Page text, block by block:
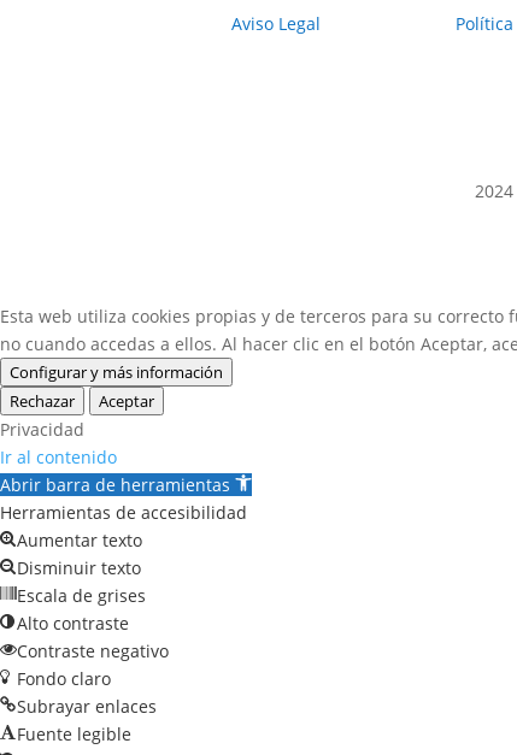
Aviso Legal
Esta web utiliza cookies propias y de terceros para su
no cuando accedas a ellos. Al hacer clic en el botón Aceptar,
Configurar y más información
Rechazar
Aceptar
Privacidad
Ir al contenido
Abrir barra de herramientas
Herramientas de accesibilidad
Aumentar texto
Disminuir texto
Escala de grises
Alto contraste
Contraste negativo
Fondo claro
Subrayar enlaces
Fuente legible